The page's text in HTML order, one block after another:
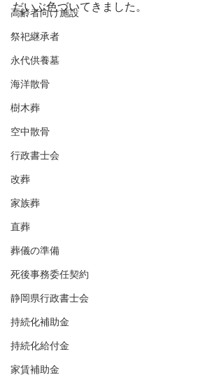
高齢者向け施設
祭祀継承者
永代供養墓
海洋散骨
樹木葬
空中散骨
行政書士会
改葬
家族葬
直葬
葬儀の準備
死後事務委任契約
静岡県行政書士会
持続化補助金
持続化給付金
家賃補助金
だいぶ色づいてきました。